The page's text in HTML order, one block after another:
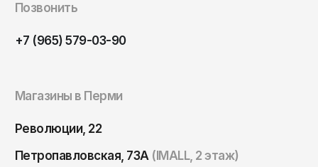
Позвонить
+7 (965) 579-03-90
Магазины в Перми
Революции, 22
Петропавловская, 73А (IMALL, 2 этаж)